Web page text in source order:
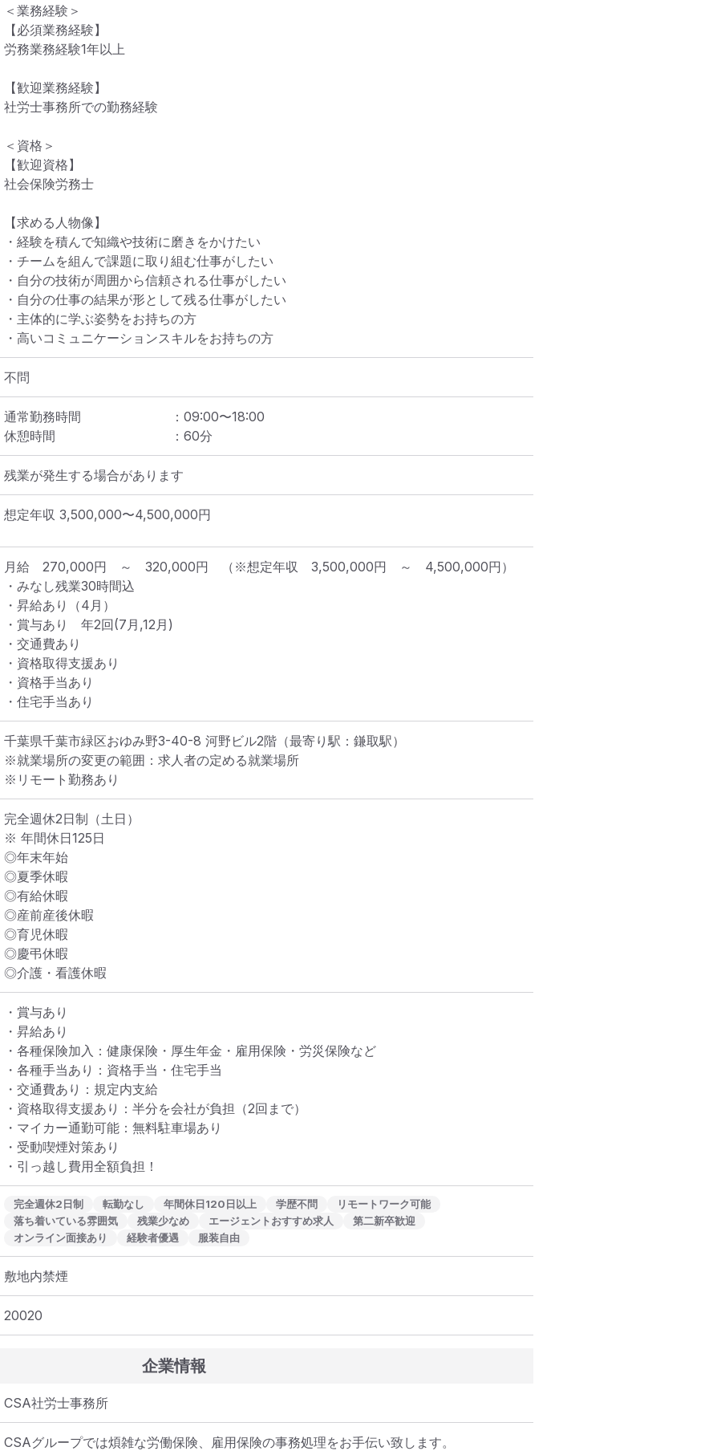
＜業務経験＞
【必須業務経験】
労務業務経験1年以上
【歓迎業務経験】
社労士事務所での勤務経験
＜資格＞
【歓迎資格】
社会保険労務士
【求める人物像】
・経験を積んで知織や技術に磨きをかけたい
・チームを組んで課題に取り組む仕事がしたい
・自分の技術が周囲から信頼される仕事がしたい
・自分の仕事の結果が形として残る仕事がしたい
・主体的に学ぶ姿勢をお持ちの方
・高いコミュニケーションスキルをお持ちの方
不問
通常勤務時間 ： 09:00〜18:00
休憩時間
： 60分
残業が発生する場合があります
想定年収 3,500,000〜4,500,000円
月給　270,000円　～　320,000円　（※想定年収　3,500,000円　～　4,500,000円）
・みなし残業30時間込
・昇給あり（4月）
・賞与あり　年2回(7月,12月)
・交通費あり
・資格取得支援あり
・資格手当あり
・住宅手当あり
千葉県千葉市緑区おゆみ野3-40-8 河野ビル2階 （最寄り駅：鎌取駅）
※就業場所の変更の範囲：求人者の定める就業場所
※リモート勤務あり
完全週休2日制（土日）
※ 年間休日125日
◎年末年始
◎夏季休暇
◎有給休暇
◎産前産後休暇
◎育児休暇
◎慶弔休暇
◎介護・看護休暇
・賞与あり
・昇給あり
・各種保険加入：健康保険・厚生年金・雇用保険・労災保険など
・各種手当あり：資格手当・住宅手当
・交通費あり：規定内支給
・資格取得支援あり：半分を会社が負担（2回まで）
・マイカー通勤可能：無料駐車場あり
・受動喫煙対策あり
・引っ越し費用全額負担！
完全週休2日制 転勤なし 年間休日120日以上 学歴不問
リモートワーク可能
落ち着いている雰囲気
残業少なめ エージェントおすすめ求人
第二新卒歓迎
オンライン面接あり
経験者優遇 服装自由
敷地内禁煙
20020
企業情報
CSA社労士事務所
CSAグループでは煩雑な労働保険、雇用保険の事務処理をお手伝い致します。